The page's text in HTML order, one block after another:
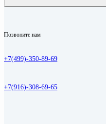
Позвоните нам
+7(499)-350-89-69
+7(916)-308-69-65